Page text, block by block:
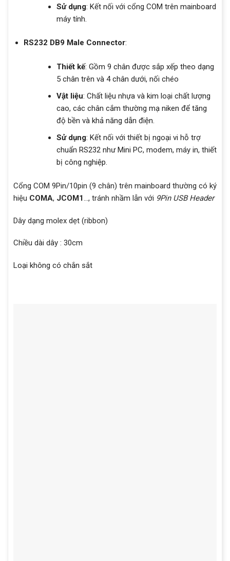
Sử dụng: Kết nối với cổng COM trên mainboard
máy tính.
RS232 DB9 Male Connector:
Thiết kế: Gồm 9 chân được sắp xếp theo dạng
5 chân trên và 4 chân dưới, nối chéo
Vật liệu: Chất liệu nhựa và kim loại chất lượng
cao, các chân cắm thường mạ niken để tăng
độ bền và khả năng dẫn điện.
Sử dụng: Kết nối với thiết bị ngoại vi hỗ trợ
chuẩn RS232 như Mini PC, modem, máy in, thiết
bị công nghiệp.
Cổng COM 9Pin/10pin (9 chân) trên mainboard thường có ký
hiệu COMA, JCOM1…, tránh nhầm lẫn với 9Pin USB Header
Dây dạng molex dẹt (ribbon)
Chiều dài dây : 30cm
Loại không có chắn sắt